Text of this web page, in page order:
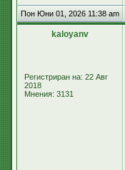
Пон Юни 01, 2026 11:38 am
kaloyanv
Регистриран на: 22 Авг
2018
Мнения: 3131